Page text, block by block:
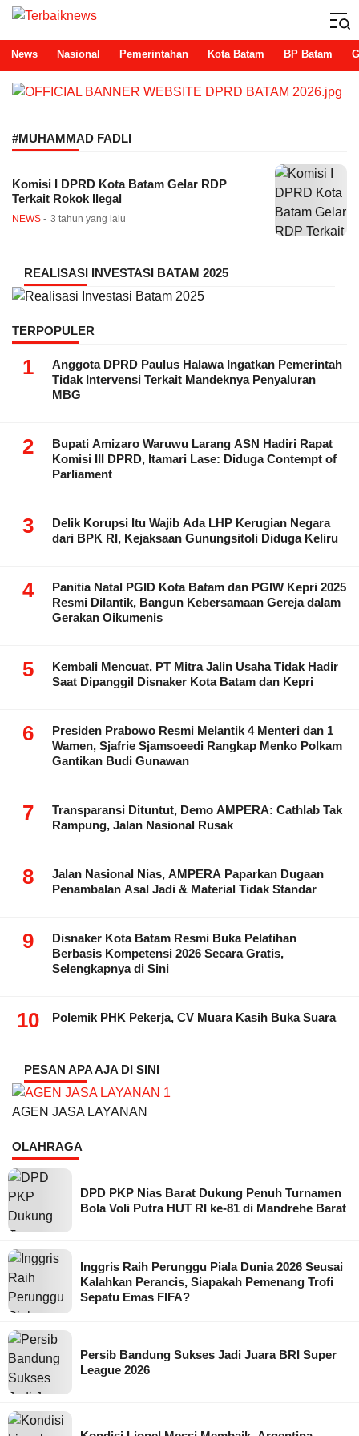
News Nasional Pemerintahan Kota Batam BP Batam
#MUHAMMAD FADLI
Komisi I DPRD Kota Batam Gelar RDP
Terkait Rokok Ilegal
NEWS 3 tahun yang lalu
REALISASI INVESTASI BATAM 2025
TERPOPULER
1
Anggota DPRD Paulus Halawa Ingatkan Pemerintah
Tidak Intervensi Terkait Mandeknya Penyaluran
MBG
2
Bupati Amizaro Waruwu Larang ASN Hadiri Rapat
Komisi III DPRD, Itamari Lase: Diduga Contempt of
Parliament
3
Delik Korupsi Itu Wajib Ada LHP Kerugian Negara
dari BPK RI, Kejaksaan Gunungsitoli Diduga Keliru
4
Panitia Natal PGID Kota Batam dan PGIW Kepri 2025
Resmi Dilantik, Bangun Kebersamaan Gereja dalam
Gerakan Oikumenis
5
Kembali Mencuat, PT Mitra Jalin Usaha Tidak Hadir
Saat Dipanggil Disnaker Kota Batam dan Kepri
6
Presiden Prabowo Resmi Melantik 4 Menteri dan 1
Wamen, Sjafrie Sjamsoeedi Rangkap Menko Polkam
Gantikan Budi Gunawan
7
Transparansi Dituntut, Demo AMPERA: Cathlab Tak
Rampung, Jalan Nasional Rusak
8
Jalan Nasional Nias, AMPERA Paparkan Dugaan
Penambalan Asal Jadi & Material Tidak Standar
9
Disnaker Kota Batam Resmi Buka Pelatihan
Berbasis Kompetensi 2026 Secara Gratis,
Selengkapnya di Sini
10 Polemik PHK Pekerja, CV Muara Kasih Buka Suara
PESAN APA AJA DI SINI
AGEN JASA LAYANAN
OLAHRAGA
DPD PKP Nias Barat Dukung Penuh Turnamen
Bola Voli Putra HUT RI ke-81 di Mandrehe Barat
Inggris Raih Perunggu Piala Dunia 2026 Seusai
Kalahkan Perancis, Siapakah Pemenang Trofi
Sepatu Emas FIFA?
Persib Bandung Sukses Jadi Juara BRI Super
League 2026